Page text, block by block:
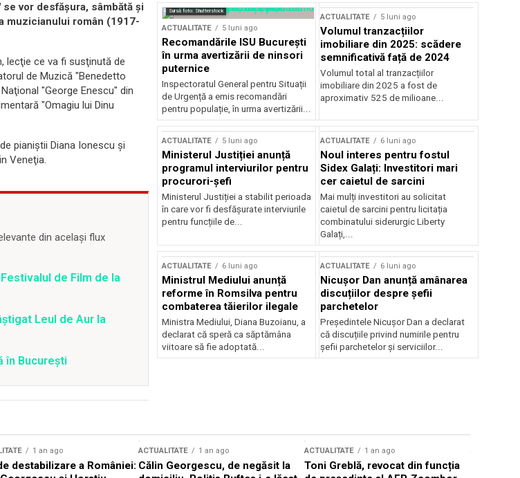
vor desfăşura, sâmbătă şi
muzicianului român (1917-
lecţie ce va fi susţinută de
de Muzică "Benedetto
"George Enescu" din
"Omagiu lui Dinu
pianiştii Diana Ionescu şi
Veneţia.
din același flux
de Film de la
Leul de Aur la
în București
Sursă foto: Shutterstock
ACTUALITATE 5 luni ago
Recomandările ISU București
în urma avertizării de ninsori
puternice
Inspectoratul General pentru Situații
de Urgență a emis recomandări
pentru populație, în urma avertizării...
ACTUALITATE 5 luni ago
Volumul tranzacțiilor
imobiliare din 2025: scădere
semnificativă față de 2024
Volumul total al tranzacțiilor
imobiliare din 2025 a fost de
aproximativ 525 de milioane...
ACTUALITATE 5 luni ago
Ministerul Justiției anunță
programul interviurilor pentru
procurori-șefi
Ministerul Justiției a stabilit perioada
în care vor fi desfășurate interviurile
pentru funcțiile de...
ACTUALITATE 6 luni ago
Noul interes pentru fostul
Sidex Galați: Investitori mari
cer caietul de sarcini
Mai mulți investitori au solicitat
caietul de sarcini pentru licitația
combinatului siderurgic Liberty
Galați,...
ACTUALITATE 6 luni ago
Ministrul Mediului anunță
reforme în Romsilva pentru
combaterea tăierilor ilegale
Ministra Mediului, Diana Buzoianu, a
declarat că speră ca săptămâna
viitoare să fie adoptată...
ACTUALITATE 6 luni ago
Nicușor Dan anunță amânarea
discuțiilor despre șefii
parchetelor
Președintele Nicușor Dan a declarat
că discuțiile privind numirile pentru
șefii parchetelor și serviciilor...
1 an ago
destabilizare a României:
ACTUALITATE 1 an ago
Călin Georgescu, de negăsit la
ACTUALITATE 1 an ago
Toni Greblă, revocat din funcția